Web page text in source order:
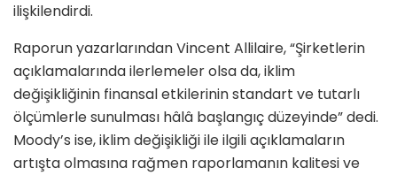
ilişkilendirdi.
Raporun yazarlarından Vincent Allilaire, “Şirketlerin
açıklamalarında ilerlemeler olsa da, iklim
değişikliğinin finansal etkilerinin standart ve tutarlı
ölçümlerle sunulması hâlâ başlangıç düzeyinde” dedi.
Moody’s ise, iklim değişikliği ile ilgili açıklamaların
artışta olmasına rağmen raporlamanın kalitesi ve